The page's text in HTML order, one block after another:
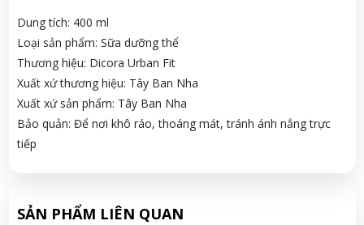
Dungtích: 400 ml
Loại sản phẩm: Sữa dưỡngthể
Thương hiệu: Dicora Urban Fit
Xuất xứthương hiệu: Tây Ban Nha
Xuất xứ sản phẩm: Tây Ban Nha
Bảo quản: Để nơi khô ráo,thoáng mát,tránh ánh nắngtrực
tiếp
SẢN PHẨM LIÊN QUAN